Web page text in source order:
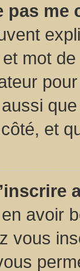
pas me
mot
et
avoir
vous